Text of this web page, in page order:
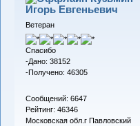
Игорь Евгеньевич
Ветеран
Спасибо
-Дано: 38152
-Получено: 46305
Сообщений: 6647
Рейтинг: 46346
Московская обл.г Павловский